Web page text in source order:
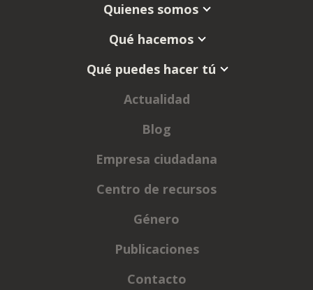
Quienes somos
Qué hacemos
Qué puedes hacer tú
Actualidad
Blog
Empresa ciudadana
Centro de recursos
Género
Publicaciones
Contacto